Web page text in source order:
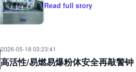
Read full story
2026-05-18 03:23:41
高活性/易燃易爆粉体安全再敲警